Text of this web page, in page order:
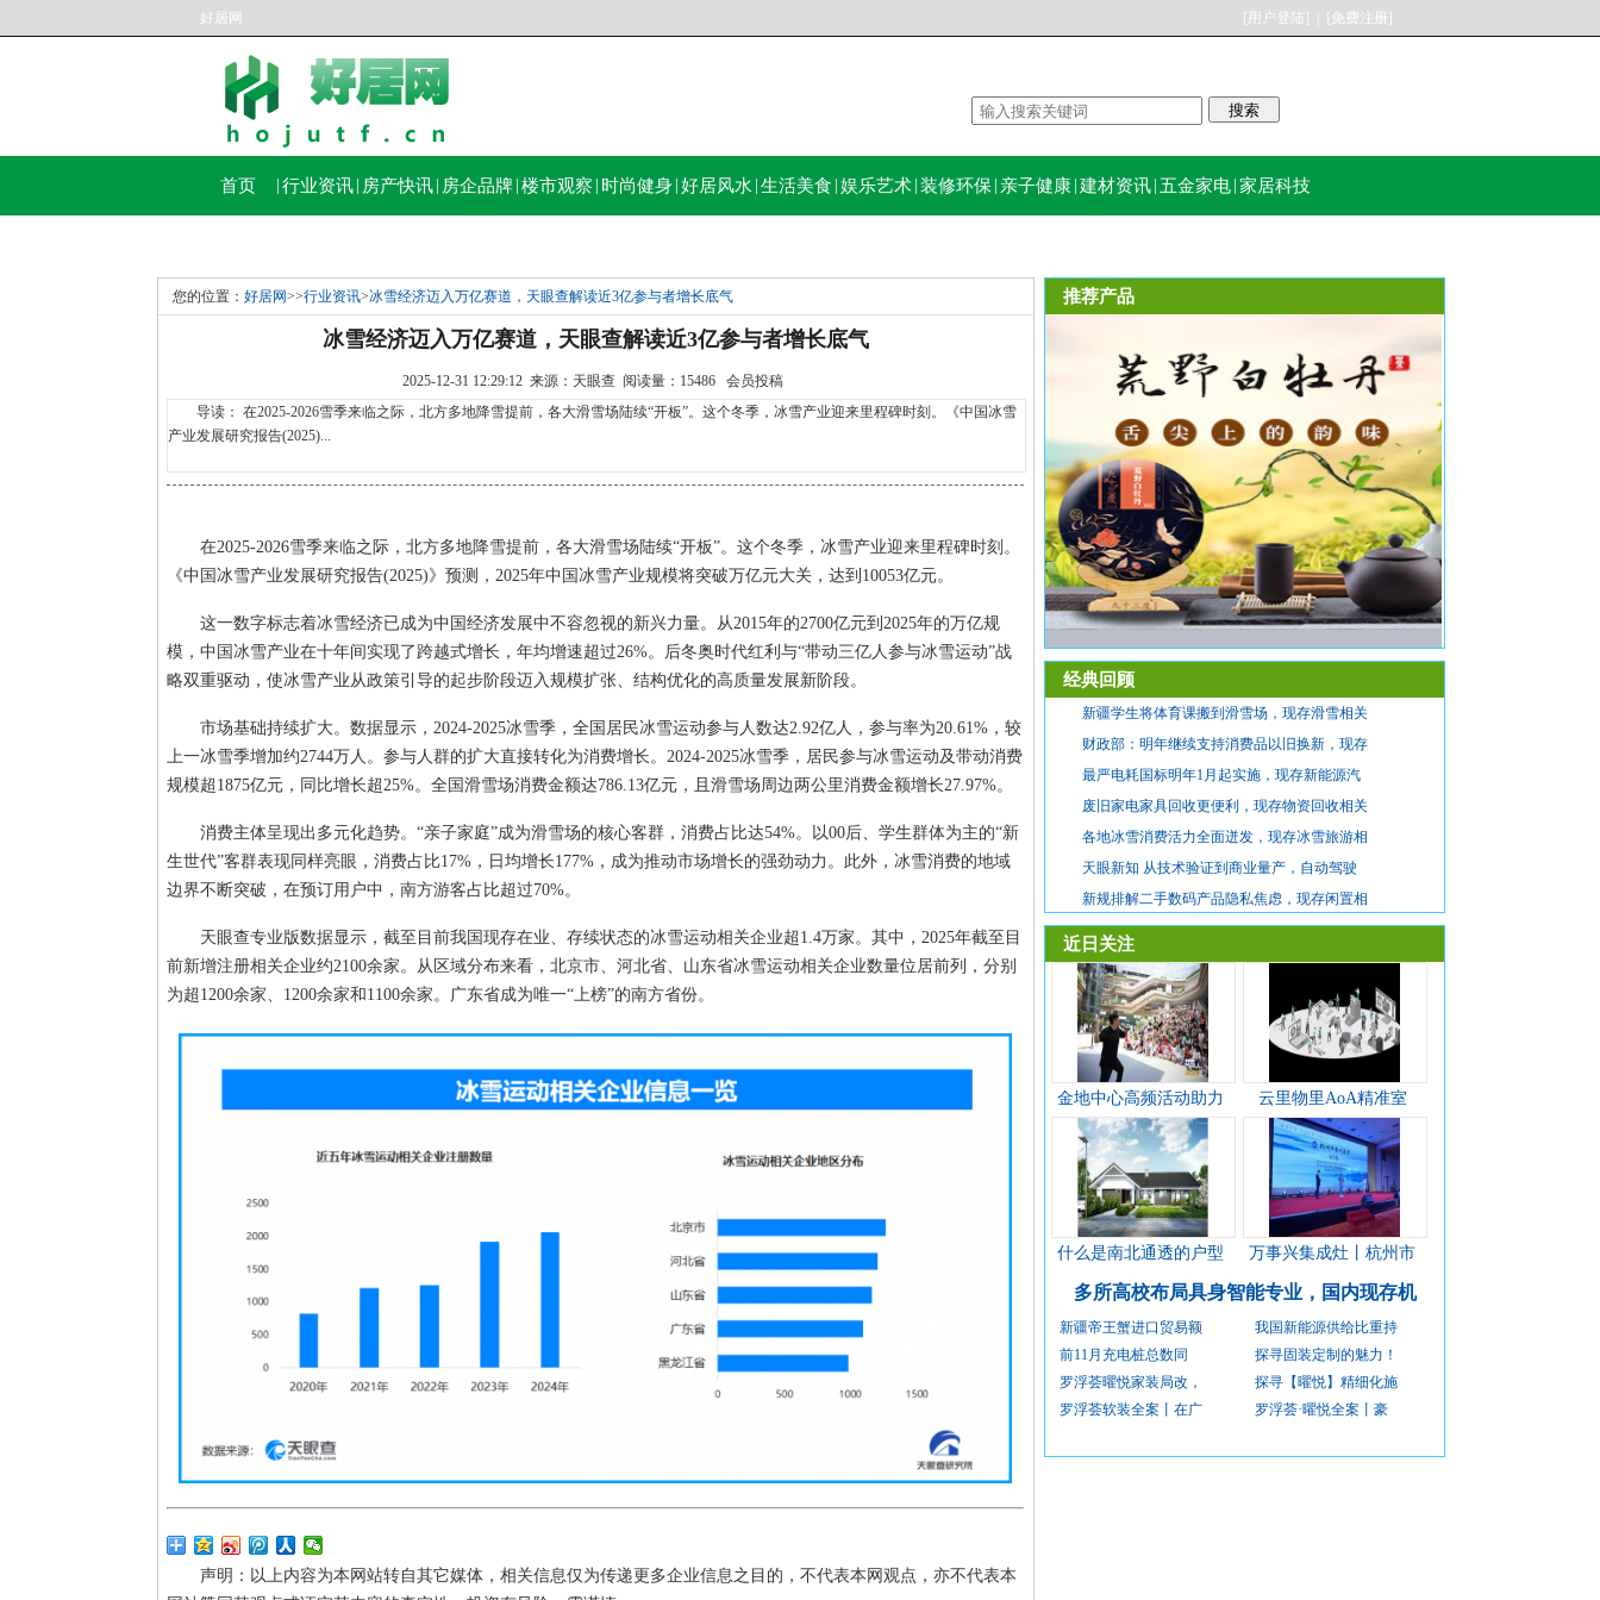
好居网 [用户登陆] [免费注册]
首页 行业资讯 房产快讯 房企品牌 楼市观察 时尚健身 好居风水 生活美食 娱乐艺术 装修环保 亲子健康 建材资讯 五金家电 家居科技
您的位置： 好居网>>行业资讯>冰雪经济迈入万亿赛道，天眼查解读近3亿参与者增长底气
冰雪经济迈入万亿赛道，天眼查解读近3亿参与者增长底气
2025-12-31 12:29:12 来源：天眼查 阅读量：15486 会员投稿
导读： 在2025-2026雪季来临之际，北方多地降雪提前，各大滑雪场陆续“开板”。这个冬季，冰雪产业迎来里程碑时刻。《中国冰雪
产业发展研究报告(2025)...
在2025-2026雪季来临之际，北方多地降雪提前，各大滑雪场陆续“开板”。这个冬季，冰雪产业迎来里程碑时刻。
《中国冰雪产业发展研究报告(2025)》预测，2025年中国冰雪产业规模将突破万亿元大关，达到10053亿元。
这一数字标志着冰雪经济已成为中国经济发展中不容忽视的新兴力量。从2015年的2700亿元到2025年的万亿规
模，中国冰雪产业在十年间实现了跨越式增长，年均增速超过26%。后冬奥时代红利与“带动三亿人参与冰雪运动”战
略双重驱动，使冰雪产业从政策引导的起步阶段迈入规模扩张、结构优化的高质量发展新阶段。
市场基础持续扩大。数据显示，2024-2025冰雪季，全国居民冰雪运动参与人数达2.92亿人，参与率为20.61%，较
上一冰雪季增加约2744万人。参与人群的扩大直接转化为消费增长。2024-2025冰雪季，居民参与冰雪运动及带动消费
规模超1875亿元，同比增长超25%。全国滑雪场消费金额达786.13亿元，且滑雪场周边两公里消费金额增长27.97%。
消费主体呈现出多元化趋势。“亲子家庭”成为滑雪场的核心客群，消费占比达54%。以00后、学生群体为主的“新
生世代”客群表现同样亮眼，消费占比17%，日均增长177%，成为推动市场增长的强劲动力。此外，冰雪消费的地域
边界不断突破，在预订用户中，南方游客占比超过70%。
天眼查专业版数据显示，截至目前我国现存在业、存续状态的冰雪运动相关企业超1.4万家。其中，2025年截至目
前新增注册相关企业约2100余家。从区域分布来看，北京市、河北省、山东省冰雪运动相关企业数量位居前列，分别
为超1200余家、1200余家和1100余家。广东省成为唯一“上榜”的南方省份。
声明：以上内容为本网站转自其它媒体，相关信息仅为传递更多企业信息之目的，不代表本网观点，亦不代表本
推荐产品
经典回顾
新疆学生将体育课搬到滑雪场，现存滑雪相关
财政部：明年继续支持消费品以旧换新，现存
最严电耗国标明年1月起实施，现存新能源汽
废旧家电家具回收更便利，现存物资回收相关
各地冰雪消费活力全面迸发，现存冰雪旅游相
天眼新知 从技术验证到商业量产，自动驾驶
新规排解二手数码产品隐私焦虑，现存闲置相
近日关注
金地中心高频活动助力 云里物里AoA精准室
什么是南北通透的户型 万事兴集成灶丨杭州市
多所高校布局具身智能专业，国内现存机
新疆帝王蟹进口贸易额
我国新能源供给比重持
前11月充电桩总数同
探寻固装定制的魅力！
罗浮荟曜悦家装局改，
探寻【曜悦】精细化施
罗浮荟软装全案丨在广
罗浮荟·曜悦全案丨豪